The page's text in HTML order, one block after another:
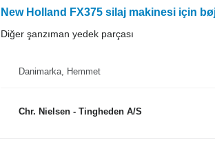
New Holland FX375 silaj makinesi için
Diğer şanzıman yedek parçası
Danimarka, Hemmet
Chr. Nielsen - Tingheden A/S